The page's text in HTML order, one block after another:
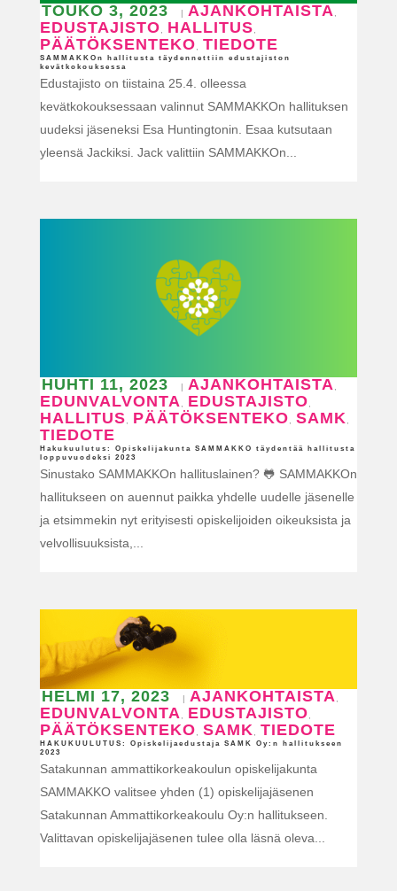
SAMMAKKOn hallitusta täydennettiin edustajiston
kevätkokouksessa
TOUKO 3, 2023 | AJANKOHTAISTA
EDUSTAJISTO HALLITUS
PÄÄTÖKSENTEKO TIEDOTE
Edustajisto on tiistaina 25.4. olleessa
kevätkokouksessaan valinnut SAMMAKKOn hallituksen
uudeksi jäseneksi Esa Huntingtonin. Esaa kutsutaan
yleensä Jackiksi. Jack valittiin SAMMAKKOn...
Hakukuulutus: Opiskelijakunta SAMMAKKO täydentää hallitusta
loppuvuodeksi 2023
HUHTI 11, 2023 | AJANKOHTAISTA
EDUNVALVONTA EDUSTAJISTO
HALLITUS PÄÄTÖKSENTEKO SAMK
TIEDOTE
Sinustako SAMMAKKOn hallituslainen? 🐸 SAMMAKKOn
hallitukseen on auennut paikka yhdelle uudelle jäsenelle
ja etsimmekin nyt erityisesti opiskelijoiden oikeuksista ja
velvollisuuksista,...
HAKUKUULUTUS: Opiskelijaedustaja SAMK Oy:n hallitukseen
2023
HELMI 17, 2023 | AJANKOHTAISTA
EDUNVALVONTA EDUSTAJISTO
PÄÄTÖKSENTEKO SAMK TIEDOTE
Satakunnan ammattikorkeakoulun opiskelijakunta
SAMMAKKO valitsee yhden (1) opiskelijajäsenen
Satakunnan Ammattikorkeakoulu Oy:n hallitukseen.
Valittavan opiskelijajäsenen tulee olla läsnä oleva...